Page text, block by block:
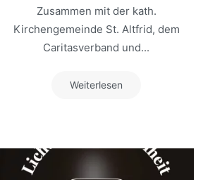
Zusammen mit der kath.
Kirchengemeinde St. Altfrid, dem
Caritasverband und...
Weiterlesen